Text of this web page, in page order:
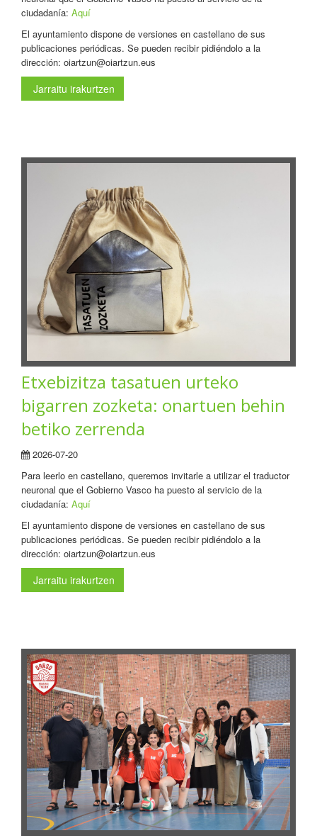
ciudadanía: Aquí
El ayuntamiento dispone de versiones en castellano de sus
publicaciones periódicas. Se pueden recibir pidiéndolo a la
dirección: oiartzun@oiartzun.eus
Jarraitu irakurtzen
Etxebizitza tasatuen urteko
bigarren zozketa: onartuen behin
betiko zerrenda
2026-07-20
Para leerlo en castellano, queremos invitarle a utilizar el traductor
neuronal que el Gobierno Vasco ha puesto al servicio de la
ciudadanía: Aquí
El ayuntamiento dispone de versiones en castellano de sus
publicaciones periódicas. Se pueden recibir pidiéndolo a la
dirección: oiartzun@oiartzun.eus
Jarraitu irakurtzen